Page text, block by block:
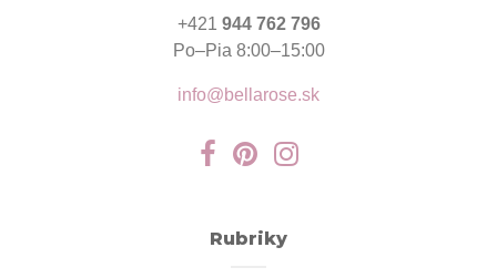
+421 944 762 796
Po–Pia 8:00–15:00
info@bellarose.sk
Rubriky